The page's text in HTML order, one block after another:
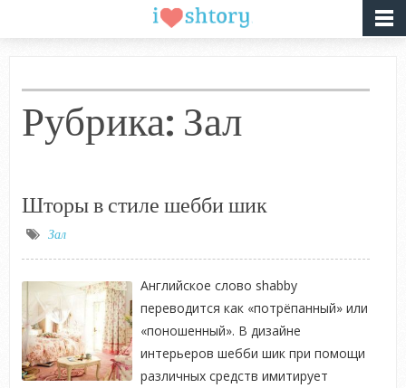
Рубрика: Зал
Шторы в стиле шебби шик
Зал
Английское слово shabby
переводится как «потрёпанный» или
«поношенный». В дизайне
интерьеров шебби шик при помощи
различных средств имитирует